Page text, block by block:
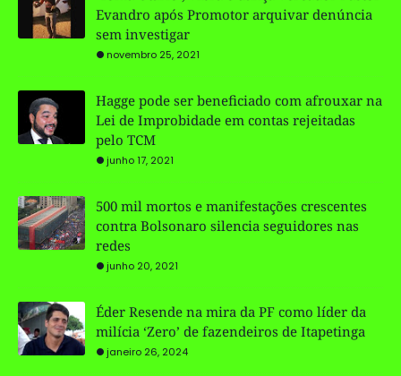
Evandro após Promotor arquivar denúncia
sem investigar
novembro 25, 2021
Hagge pode ser beneficiado com afrouxar na
Lei de Improbidade em contas rejeitadas
pelo TCM
junho 17, 2021
500 mil mortos e manifestações crescentes
contra Bolsonaro silencia seguidores nas
redes
junho 20, 2021
Éder Resende na mira da PF como líder da
milícia ‘Zero’ de fazendeiros de Itapetinga
janeiro 26, 2024